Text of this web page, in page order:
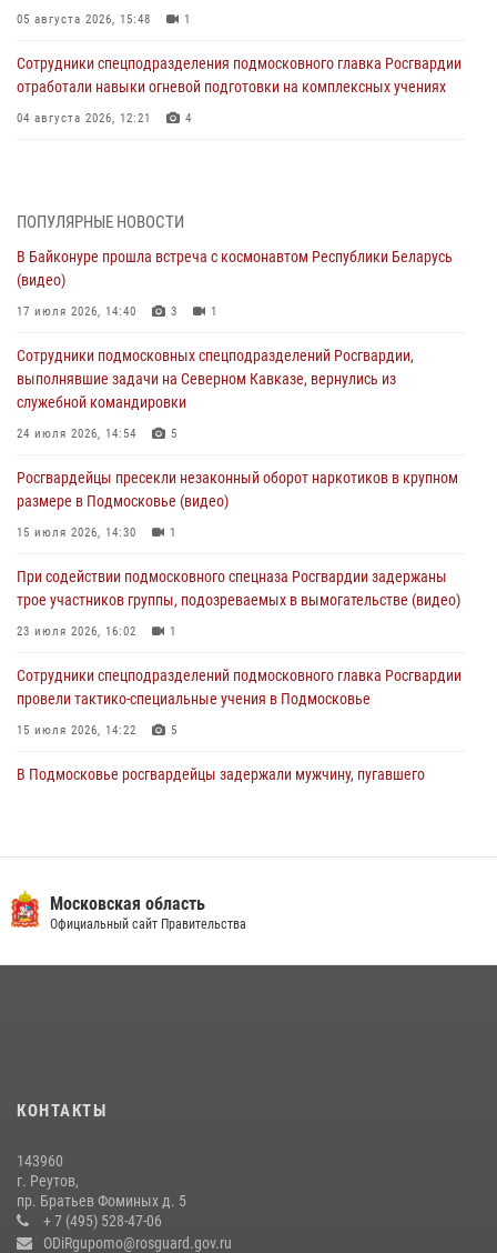
05 августа 2026, 15:48 1
Сотрудники спецподразделения подмосковного главка Росгвардии
отработали навыки огневой подготовки на комплексных учениях
04 августа 2026, 12:21 4
04 августа 2026, 12:15
Росгвардейцы пресекли кражу из супермаркета в Подмосковье
(видео)
03 августа 2026, 15:32
Росгвардейцы пресекли кражу сантехники, совершённую
«семейным подрядом» в Подмосковье (видео)
03 августа 2026, 15:08
«Пересвет»
02 августа 2026, 18:01 8
«Радио 1»
01 августа 2026, 17:57
ПОПУЛЯРНЫЕ НОВОСТИ
В Байконуре прошла встреча с космонавтом Республики Беларусь
(видео)
17 июля 2026, 14:40 3 1
Сотрудники подмосковных спецподразделений Росгвардии,
выполнявшие задачи на Северном Кавказе, вернулись из
служебной командировки
24 июля 2026, 14:54 5
Росгвардейцы пресекли незаконный оборот наркотиков в крупном
размере в Подмосковье (видео)
15 июля 2026, 14:30 1
При содействии подмосковного спецназа Росгвардии задержаны
трое участников группы, подозреваемых в вымогательстве (видео)
23 июля 2026, 16:02 1
Сотрудники спецподразделений подмосковного главка Росгвардии
провели тактико-специальные учения в Подмосковье
15 июля 2026, 14:22 5
В Подмосковье росгвардейцы задержали мужчину, пугавшего
федеральном розыске (видео)
22 июля 2026, 14:15 1
18 июля 2026, 07:03
сотрудников спецподразделений в преодолении полосы
препятствий со стрельбой
14 июля 2026, 15:13
Московская область
Официальный сайт Правительства
КОНТАКТЫ
143960
г. Реутов,
пр. Братьев Фоминых д. 5
+ 7 (495) 528-47-06
ODiRgupomo@rosguard.gov.ru